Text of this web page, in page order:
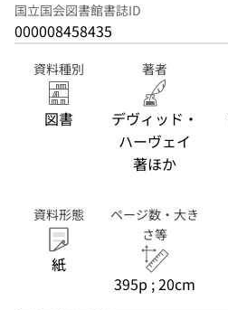
国立国会図書館書誌ID
000008458435
資料種別
図書
著者
デヴィッド・
ハーヴェイ
著ほか
資料形態
紙
ページ数・大き
さ等
395p ; 20cm